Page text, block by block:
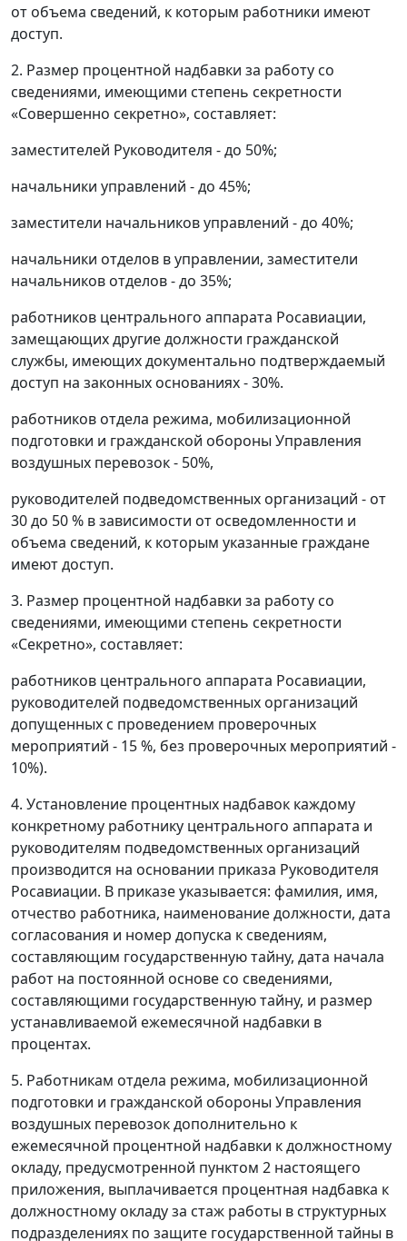
от объема сведений, к которым работники имеют
доступ.
2. Размер процентной надбавки за работу со
сведениями, имеющими степень секретности
«Совершенно секретно», составляет:
заместителей Руководителя - до 50%;
начальники управлений - до 45%;
заместители начальников управлений - до 40%;
начальники отделов в управлении, заместители
начальников отделов - до 35%;
работников центрального аппарата Росавиации,
замещающих другие должности гражданской
службы, имеющих документально подтверждаемый
доступ на законных основаниях - 30%.
работников отдела режима, мобилизационной
подготовки и гражданской обороны Управления
воздушных перевозок - 50%,
руководителей подведомственных организаций - от
30 до 50 % в зависимости от осведомленности и
объема сведений, к которым указанные граждане
имеют доступ.
3. Размер процентной надбавки за работу со
сведениями, имеющими степень секретности
«Секретно», составляет:
работников центрального аппарата Росавиации,
руководителей подведомственных организаций
допущенных с проведением проверочных
мероприятий - 15 %, без проверочных мероприятий -
10%).
4. Установление процентных надбавок каждому
конкретному работнику центрального аппарата и
руководителям подведомственных организаций
производится на основании приказа Руководителя
Росавиации. В приказе указывается: фамилия, имя,
отчество работника, наименование должности, дата
согласования и номер допуска к сведениям,
составляющим государственную тайну, дата начала
работ на постоянной основе со сведениями,
составляющими государственную тайну, и размер
устанавливаемой ежемесячной надбавки в
процентах.
5. Работникам отдела режима, мобилизационной
подготовки и гражданской обороны Управления
воздушных перевозок дополнительно к
ежемесячной процентной надбавки к должностному
окладу, предусмотренной пунктом 2 настоящего
приложения, выплачивается процентная надбавка к
должностному окладу за стаж работы в структурных
подразделениях по защите государственной тайны в